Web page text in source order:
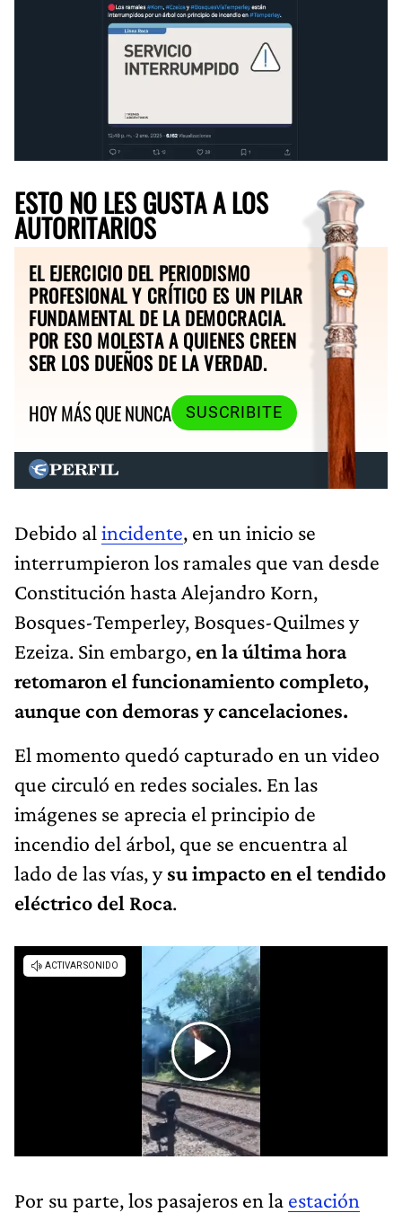
ESTO NO LES GUSTA A LOS
AUTORITARIOS
EL EJERCICIO DEL PERIODISMO
PROFESIONAL Y CRÍTICO ES UN PILAR
FUNDAMENTAL DE LA DEMOCRACIA.
POR ESO MOLESTA A QUIENES CREEN
SER LOS DUEÑOS DE LA VERDAD.
HOY MÁS QUE NUNCA
SUSCRIBITE
Debido al incidente, en un inicio se
interrumpieron los ramales que van desde
Constitución hasta Alejandro Korn,
Bosques-Temperley, Bosques-Quilmes y
Ezeiza. Sin embargo, en la última hora
retomaron el funcionamiento completo,
aunque con demoras y cancelaciones.
El momento quedó capturado en un video
que circuló en redes sociales. En las
imágenes se aprecia el principio de
incendio del árbol, que se encuentra al
lado de las vías, ysu impacto en el tendido
eléctrico del Roca.
Por su parte, los pasajeros en la estación